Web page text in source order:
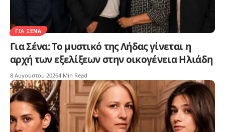
ΓΙΑ ΣΈΝΑ
Για Σένα: Το μυστικό της Λήδας γίνεται η
αρχή των εξελίξεων στην οικογένεια Ηλιάδη
8 Αυγούστου 20264 Min Read